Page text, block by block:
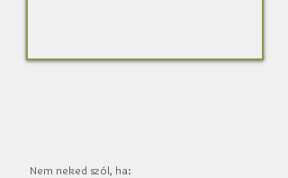
Nem neked szól, ha: